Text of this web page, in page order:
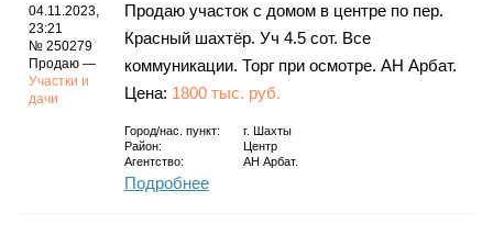
04.11.2023,
23:21
№ 250279
Продаю —
Участки и
дачи
Продаю участок с домом в центре по пер.
Красный шахтёр. Уч 4.5 сот. Все
коммуникации. Торг при осмотре. АН Арбат.
Цена: 1800 тыс. руб.
Город/нас. пункт: г.
Шахты
Район:
Центр
Агентство:
АН Арбат.
Подробнее